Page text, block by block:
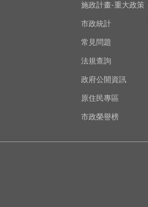
施政計畫-重大政策
市政統計
常見問題
法規查詢
政府公開資訊
原住民專區
市政榮譽榜